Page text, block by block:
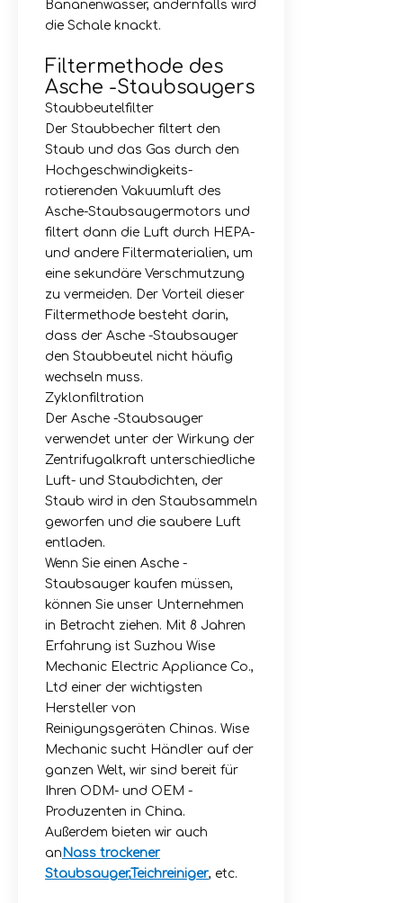
Bananenwasser, andernfalls wird
die Schale knackt.
Filtermethode des
Asche -Staubsaugers
Staubbeutelfilter
Der Staubbecher filtert den
Staub und das Gas durch den
Hochgeschwindigkeits-
rotierenden Vakuumluft des
Asche-Staubsaugermotors und
filtert dann die Luft durch HEPA-
und andere Filtermaterialien, um
eine sekundäre Verschmutzung
zu vermeiden. Der Vorteil dieser
Filtermethode besteht darin,
dass der Asche -Staubsauger
den Staubbeutel nicht häufig
wechseln muss.
Zyklonfiltration
Der Asche -Staubsauger
verwendet unter der Wirkung der
Zentrifugalkraft unterschiedliche
Luft- und Staubdichten, der
Staub wird in den Staubsammeln
geworfen und die saubere Luft
entladen.
Wenn Sie einen Asche -
Staubsauger kaufen müssen,
können Sie unser Unternehmen
in Betracht ziehen. Mit 8 Jahren
Erfahrung ist Suzhou Wise
Mechanic Electric Appliance Co.,
Ltd einer der wichtigsten
Hersteller von
Reinigungsgeräten Chinas. Wise
Mechanic sucht Händler auf der
ganzen Welt, wir sind bereit für
Ihren ODM- und OEM -
Produzenten in China.
Außerdem bieten wir auch
an Nass trockener
Staubsauger,Teichreiniger, etc.